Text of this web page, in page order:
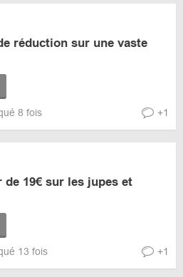
réduction sur une vaste
8 fois +1
19€ sur les jupes et
13 fois +1